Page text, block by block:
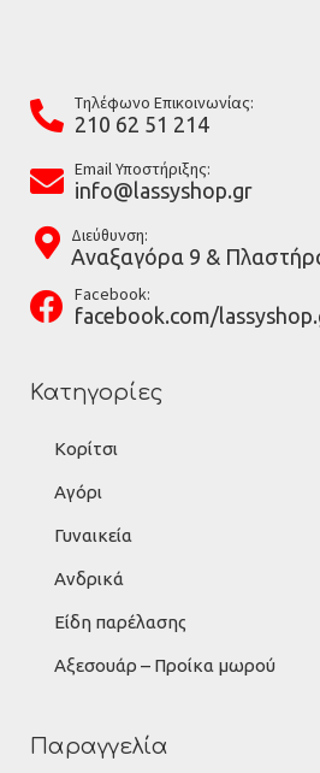
Tηλέφωνο Επικοινωνίας:
210 62 51 214
Email Υποστήριξης:
info@lassyshop.gr
Διεύθυνση:
Αναξαγόρα 9 &
Facebook:
facebook.com/
Κατηγορίες
Κορίτσι
Αγόρι
Γυναικεία
Ανδρικά
Είδη παρέλασης
Αξεσουάρ – Προίκα μωρού
Παραγγελία